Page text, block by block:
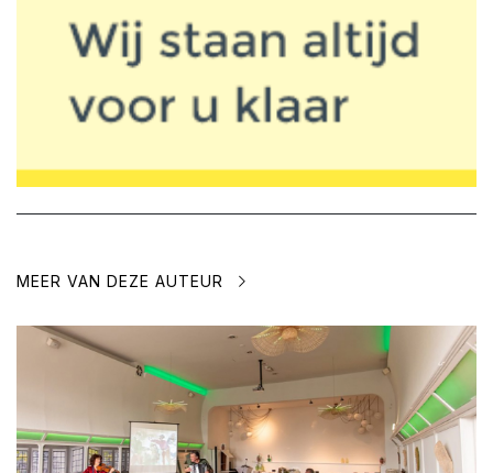
MEER VAN DEZE AUTEUR